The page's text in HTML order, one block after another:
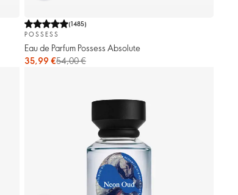
(1485)
POSSESS
Eau de Parfum Possess Absolute
35,99 €54,00 €